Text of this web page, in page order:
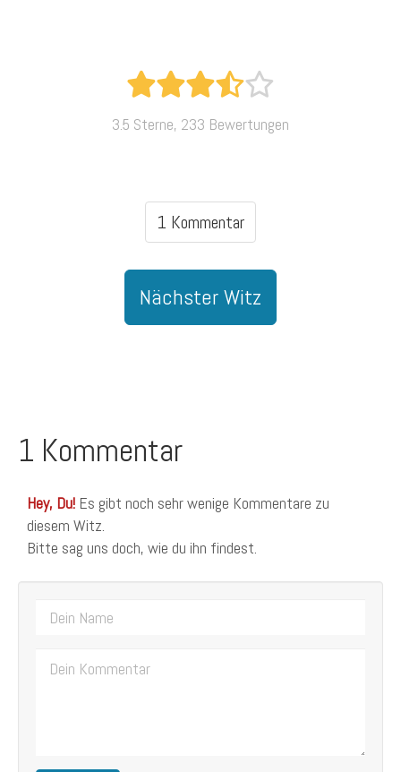
3.5 Sterne, 233 Bewertungen
1 Kommentar
Nächster Witz
1 Kommentar
Hey, Du! Es gibt noch sehr wenige Kommentare zu
diesem Witz.
Bitte sag uns doch, wie du ihn findest.